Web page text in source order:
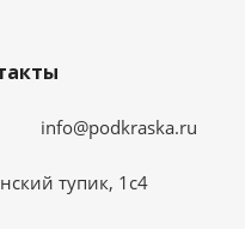
info@podkraska.ru
тупик, 1с4